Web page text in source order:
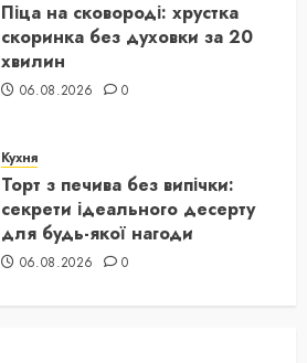
Піца на сковороді: хрустка
скоринка без духовки за 20
хвилин
06.08.2026 0
Кухня
Торт з печива без випічки:
секрети ідеального десерту
для будь-якої нагоди
06.08.2026 0